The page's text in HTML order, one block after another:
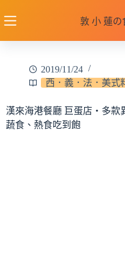
至
敦 小 蓮の
2019/11/24
西．義．法．美式
漢來海港餐廳 巨蛋店‧多款
蔬食、熱食吃到飽